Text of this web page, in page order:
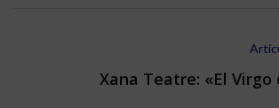
Xana Teatre: «El